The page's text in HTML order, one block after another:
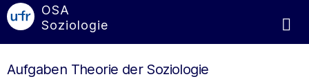
OSA
Soziologie
Aufgaben Theorie der Soziologie